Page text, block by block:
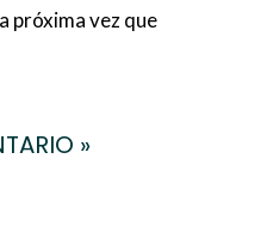
próxima vez que